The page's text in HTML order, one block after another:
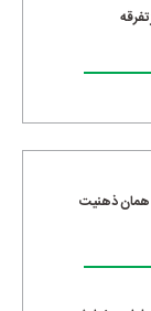
همان ذهنیت